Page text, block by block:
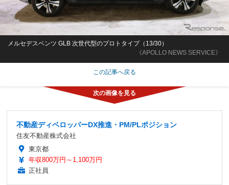
《APOLLO NEWS SERVICE》
メルセデスベンツ GLB 次世代型のプロトタイプ（13/30）
この記事へ戻る
不動産ディベロッパーDX推進・PM/PLポジション
住友不動産株式会社
東京都
年収800万円～1,100万円
正社員